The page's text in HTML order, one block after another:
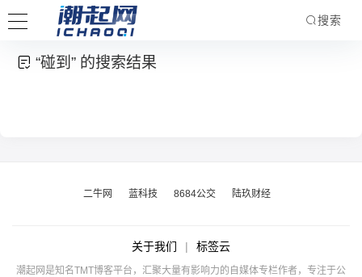
搜索
“碰到” 的搜索结果
二牛网 蓝科技 8684公交 陆玖财经
关于我们 | 标签云
潮起网是知名TMT博客平台，汇聚大量有影响力的自媒体专栏作者，专注于公